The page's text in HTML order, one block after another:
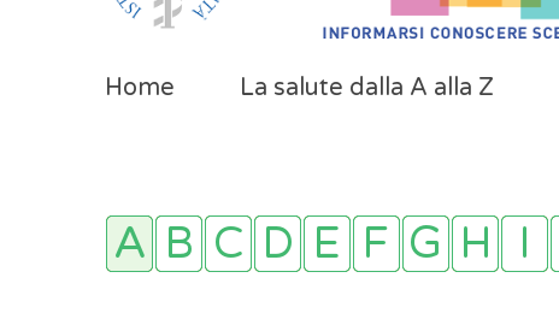
Home La salute dalla A alla Z